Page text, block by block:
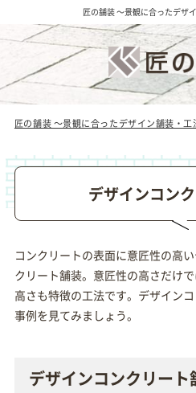
匠の舗装 ～景観に合ったデザ
匠の舗装 ～景観に合ったデザイン舗装・工
デザインコン
コンクリートの表面に意匠性の高
クリート舗装。意匠性の高さだけ
高さも特徴の工法です。デザイン
事例を見てみましょう。
デザインコンクリー